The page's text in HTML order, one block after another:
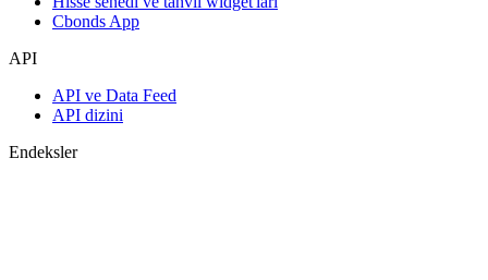
Cbonds App
API
API ve Data Feed
API dizini
Endeksler